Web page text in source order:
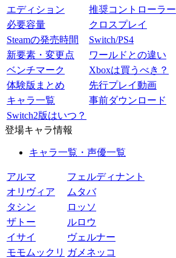
エディション
推奨コントローラー
必要容量
クロスプレイ
Steamの発売時間
Switch/PS4
新要素・変更点
ワールドとの違い
ベンチマーク
Xboxは買うべき？
体験版まとめ
先行プレイ動画
キャラ一覧
事前ダウンロード
Switch2版はいつ？
登場キャラ情報
キャラ一覧・声優一覧
アルマ
フェルディナント
オリヴィア
ムタバ
タシン
ロッソ
ザトー
ルロウ
イサイ
ヴェルナー
モモムックリ ガメネッコ